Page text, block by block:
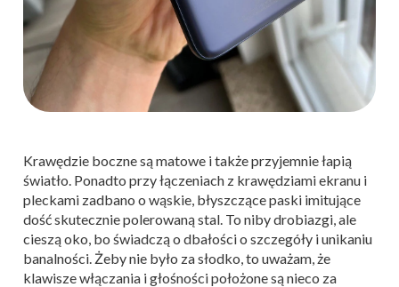
Krawędzie boczne są matowe i także przyjemnie łapią
światło. Ponadto przy łączeniach z krawędziami ekranu i
pleckami zadbano o wąskie, błyszczące paski imitujące
dość skutecznie polerowaną stal. To niby drobiazgi, ale
cieszą oko, bo świadczą o dbałości o szczegóły i unikaniu
banalności. Żeby nie było za słodko, to uważam, że
klawisze włączania i głośności położone są nieco za